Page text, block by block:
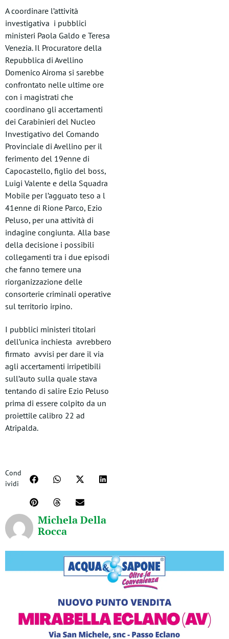
A coordinare l’attività
investigativa i pubblici
ministeri Paola Galdo e Teresa
Venezia. Il Procuratore della
Repubblica di Avellino
Domenico Airoma si sarebbe
confrontato nelle ultime ore
con i magistrati che
coordinano gli accertamenti
dei Carabinieri del Nucleo
Investigativo del Comando
Provinciale di Avellino per il
ferimento del 19enne di
Capocastello, figlio del boss,
Luigi Valente e della Squadra
Mobile per l’agguato teso a l
41enne di Rione Parco, Ezio
Peluso, per una attività di
indagine congiunta. Alla base
della decisione i possibili
collegamenti tra i due episodi
che fanno temere una
riorganizzazione delle
consorterie criminali operative
sul territorio irpino.
I pubblici ministeri titolari
dell’unica inchiesta avrebbero
firmato avvisi per dare il via
agli accertamenti irripetibili
sull’auto sulla quale stava
tentando di salire Ezio Peluso
prima di essere colpito da un
proiettile calibro 22 ad
Atripalda.
Cond
ividi
Michela Della
Rocca